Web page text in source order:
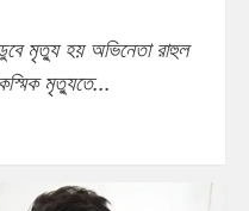
মৃত্যু হয় অভিনেতা রাহুল
মৃত্যুতে...